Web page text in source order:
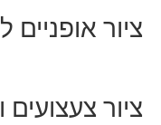
ציור אופניים
ציור צעצועים